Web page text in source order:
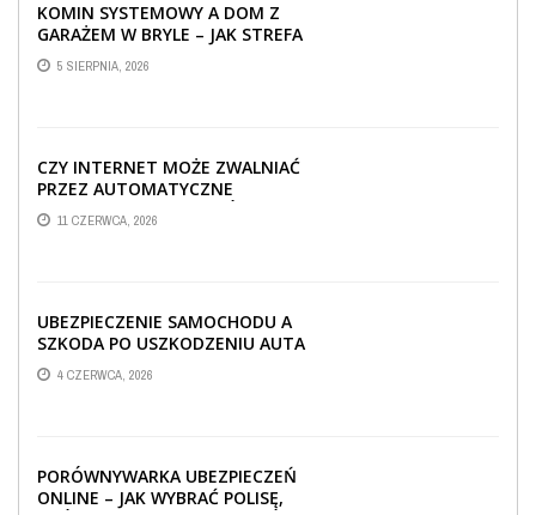
KOMIN SYSTEMOWY A DOM Z
GARAŻEM W BRYLE – JAK STREFA
TECHNICZNA WPŁYWA NA
PROWADZENIE ...
5 SIERPNIA, 2026
CZY INTERNET MOŻE ZWALNIAĆ
PRZEZ AUTOMATYCZNE
AKTUALIZACJE SYSTEMÓW SMART
TV?
11 CZERWCA, 2026
UBEZPIECZENIE SAMOCHODU A
SZKODA PO USZKODZENIU AUTA
PRZEZ SPADAJĄCY FRAGMENT
OGRODZENIA
4 CZERWCA, 2026
PORÓWNYWARKA UBEZPIECZEŃ
ONLINE – JAK WYBRAĆ POLISĘ,